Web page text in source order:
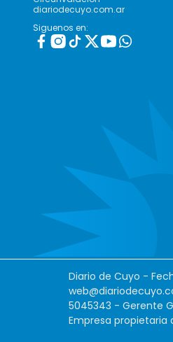
diariodecuyo.com.ar
Siguenos en:
Diario de Cuyo -
5045343 - Gerente
Empresa propietaria